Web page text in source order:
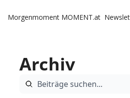
Morgenmoment MOMENT.at
Archiv